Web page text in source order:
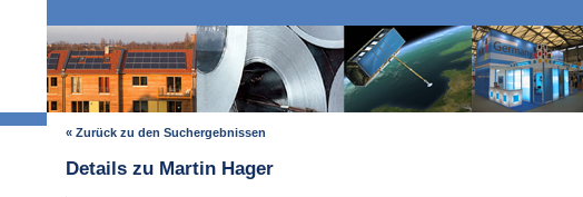
« Zurück zu den Suchergebnissen
Details zu Martin Hager